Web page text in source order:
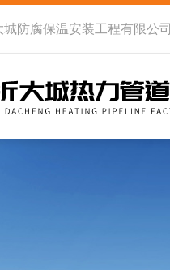
城防腐保温安装工程有限公司